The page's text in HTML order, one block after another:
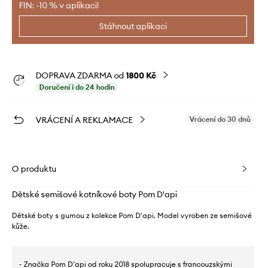
FIN: -10 % v aplikaci!
Stáhnout aplikaci
DOPRAVA ZDARMA od 1800 Kč
Doručení i do 24 hodin
VRÁCENÍ A REKLAMACE Vrácení do 30 dnů
O produktu
Dětské semišové kotníkové boty Pom D'api
Dětské boty s gumou z kolekce Pom D'api. Model vyroben ze semišové
kůže.
- Značka Pom D'api od roku 2018 spolupracuje s francouzskými